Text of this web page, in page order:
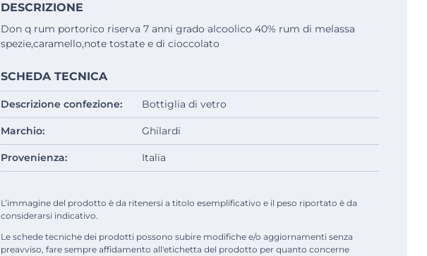
DESCRIZIONE
Don q rum portorico riserva 7 anni grado alcoolico 40% rum di melassa
spezie,caramello,note tostate e di cioccolato
SCHEDA TECNICA
Descrizione confezione: Bottiglia di vetro
Marchio: Ghilardi
Provenienza: Italia
L’immagine del prodotto è da ritenersi a titolo esemplificativo e il peso riportato è da
considerarsi indicativo.
Le schede tecniche dei prodotti possono subire modifiche e/o aggiornamenti senza
preavviso, fare sempre affidamento all'etichetta del prodotto per quanto concerne